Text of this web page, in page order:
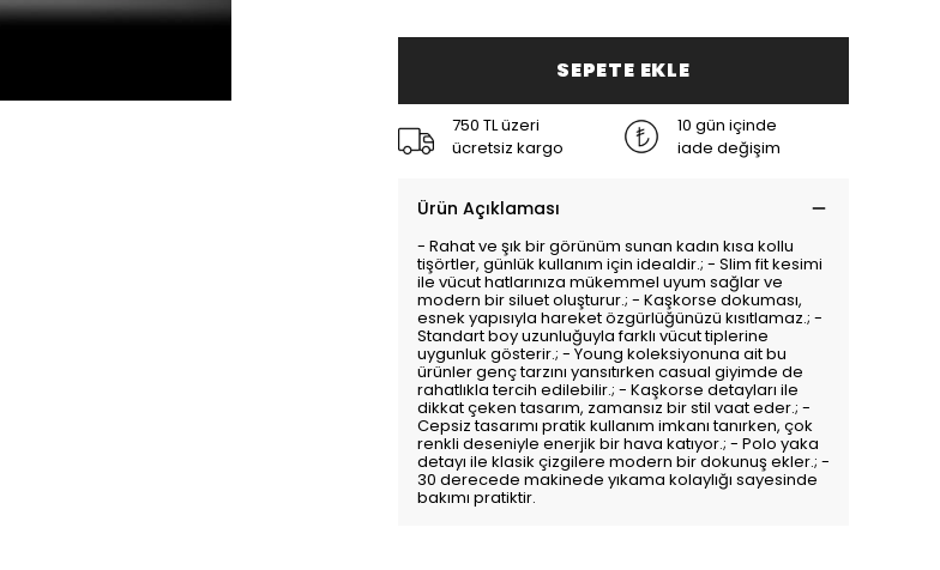
SEPETE EKLE
750 TL üzeri
ücretsiz kargo
10 gün içinde
iade değişim
Ürün Açıklaması
- Rahat ve şık bir görünüm sunan kadın kısa kollu
tişörtler, günlük kullanım için idealdir.; - Slim fit kesimi
ile vücut hatlarınıza mükemmel uyum sağlar ve
modern bir siluet oluşturur.; - Kaşkorse dokuması,
esnek yapısıyla hareket özgürlüğünüzü kısıtlamaz.; -
Standart boy uzunluğuyla farklı vücut tiplerine
uygunluk gösterir.; - Young koleksiyonuna ait bu
ürünler genç tarzını yansıtırken casual giyimde de
rahatlıkla tercih edilebilir.; - Kaşkorse detayları ile
dikkat çeken tasarım, zamansız bir stil vaat eder.; -
Cepsiz tasarımı pratik kullanım imkanı tanırken, çok
renkli deseniyle enerjik bir hava katıyor.; - Polo yaka
detayı ile klasik çizgilere modern bir dokunuş ekler.; -
30 derecede makinede yıkama kolaylığı sayesinde
bakımı pratiktir.